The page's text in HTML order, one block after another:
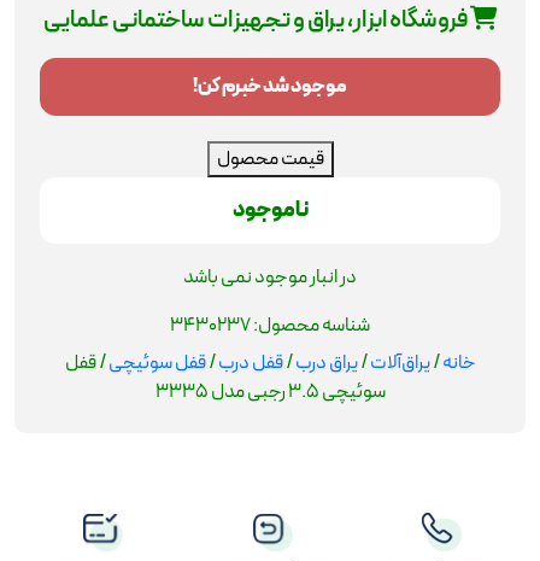
فروشگاه ابزار، یراق و تجهیزات ساختمانی علمایی
موجود شد خبرم کن!
قیمت محصول
ناموجود
در انبار موجود نمی باشد
شناسه محصول:3430237
خانه/یراق‌آلات/یراق درب/قفل درب/قفل سوئیچی/ قفل
سوئیچی 3.5 رجبی مدل 3335